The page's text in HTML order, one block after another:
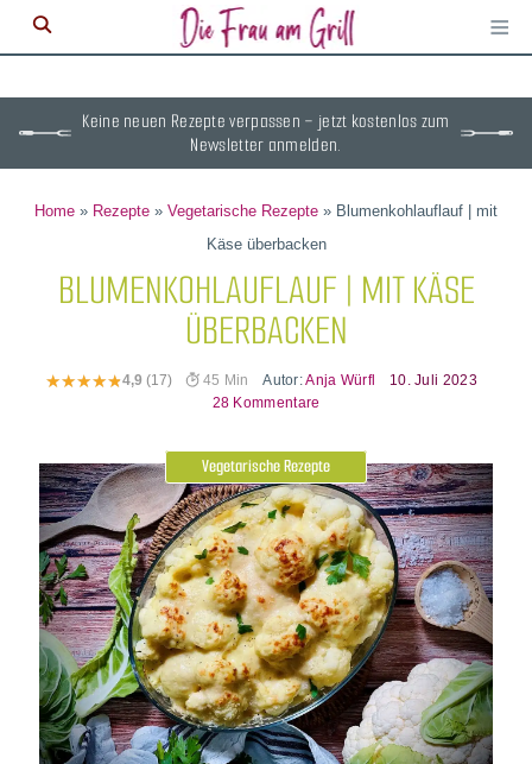
≡
Keine neuen Rezepte verpassen – jetzt kostenlos zum
Newsletter anmelden.
Home » Rezepte » Vegetarische Rezepte » Blumenkohlauflauf | mit
Käse überbacken
BLUMENKOHLAUFLAUF | MIT KÄSE
ÜBERBACKEN
4,9 (17) 45 Min Autor:Anja Würfl
10. Juli 2023
28 Kommentare
Vegetarische Rezepte